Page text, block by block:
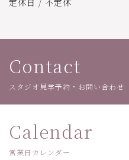
定休日 / 不定休
Contact
スタジオ見学予約・お問い合わせ
Calendar
営業日カレンダー